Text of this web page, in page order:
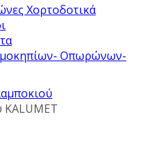
Χορτοδοτικά
Οπωρώνων-
KALUMET